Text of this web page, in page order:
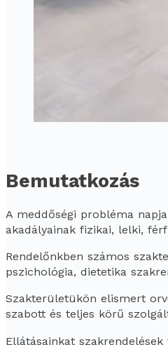
Bemutatkozás
A meddőségi probléma
akadályainak fizikai, lelki,
Rendelőnkben számos
pszichológia, dietetika
Szakterületükön elismert
szabott és teljes körű
Ellátásainkat